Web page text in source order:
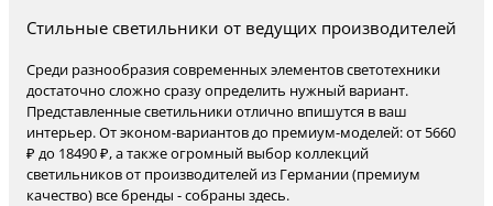
Стильные светильники от ведущих производителей
Среди разнообразия современных элементов светотехники
достаточно сложно сразу определить нужный вариант.
Представленные светильники отлично впишутся в ваш
интерьер. От эконом-вариантов до премиум-моделей: от 5660
₽ до 18490 ₽, а также огромный выбор коллекций
светильников от производителей из Германии (премиум
качество) все бренды - собраны здесь.